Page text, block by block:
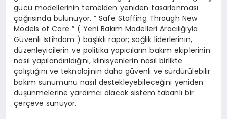
gücü modellerinin temelden yeniden tasarlanması
çağrısında bulunuyor. ” Safe Staffing Through New
Models of Care ” ( Yeni Bakım Modelleri Aracılığıyla
Güvenli İstihdam ) başlıklı rapor; sağlık liderlerinin,
düzenleyicilerin ve politika yapıcıların bakım ekiplerinin
nasıl yapılandırıldığını, klinisyenlerin nasıl birlikte
çalıştığını ve teknolojinin daha güvenli ve sürdürülebilir
bakım sunumunu nasıl destekleyebileceğini yeniden
düşünmelerine yardımcı olacak sistem tabanlı bir
çerçeve sunuyor.